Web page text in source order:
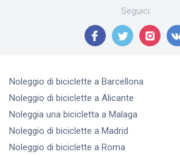
Seguici:
Noleggio di biciclette a Barcellona
Noleggio di biciclette a Alicante
Noleggia una bicicletta a Malaga
Noleggio di biciclette a Madrid
Noleggio di biciclette a Roma